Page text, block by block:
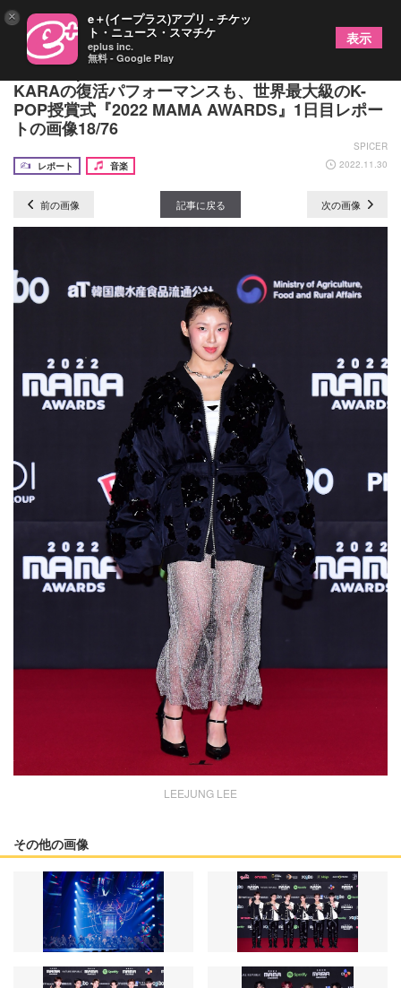
IVE、Kep1erら“第4世代”のコラボレーションや
KARAの復活パフォーマンスも、世界最大級のK-
POP授賞式『2022 MAMA AWARDS』1日目レポー
トの画像18/76
SPICER
レポート
音楽 2022.11.30
前の画像 記事に戻る 次の画像
LEEJUNG LEE
その他の画像
× e＋(イープラス)アプリ - チケッ
ト・ニュース・スマチケ
eplus inc.
無料 - Google Play
表示